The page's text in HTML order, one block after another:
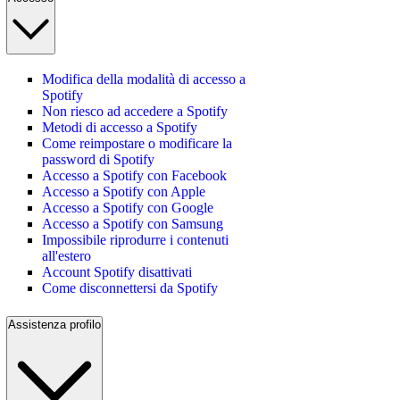
Modifica della modalità di accesso a
Spotify
Non riesco ad accedere a Spotify
Metodi di accesso a Spotify
Come reimpostare o modificare la
password di Spotify
Accesso a Spotify con Facebook
Accesso a Spotify con Apple
Accesso a Spotify con Google
Accesso a Spotify con Samsung
Impossibile riprodurre i contenuti
all'estero
Account Spotify disattivati
Come disconnettersi da Spotify
Assistenza profilo